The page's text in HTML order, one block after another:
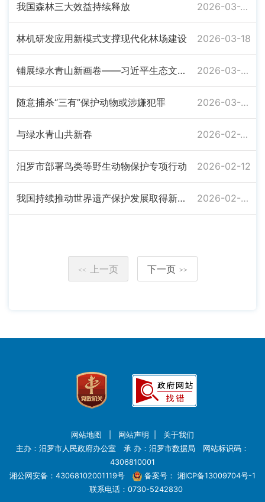
我国森林三大效益持续释放 2026-03-24
林机研发应用新模式支撑现代化林场建设 2026-03-18
铺展绿水青山新画卷——习近平生态文明思想引领美丽中国建设迈出坚实步伐 2026-03-09
随意捕杀“三有”保护动物或涉嫌犯罪 2026-03-03
与绿水青山共新春 2026-02-25
汨罗市部署鸟类等野生动物保护专项行动 2026-02-12
我国持续推动世界遗产保护发展取得新成效 2026-02-09
<< 上一页 下一页 >>
网站地图 网站声明
关于我们
主办：汨罗市人民政府办公室 承 办：汨罗市数据局 网站标识码：
4306810001
湘公网安备：43068102001119号
备案号： 湘ICP备13009704号-1
联系电话：0730-5242830